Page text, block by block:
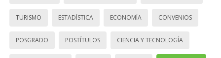
TURISMO ESTADÍSTICA ECONOMÍA CONVENIOS
POSGRADO POSTÍTULOS CIENCIA Y TECNOLOGÍA